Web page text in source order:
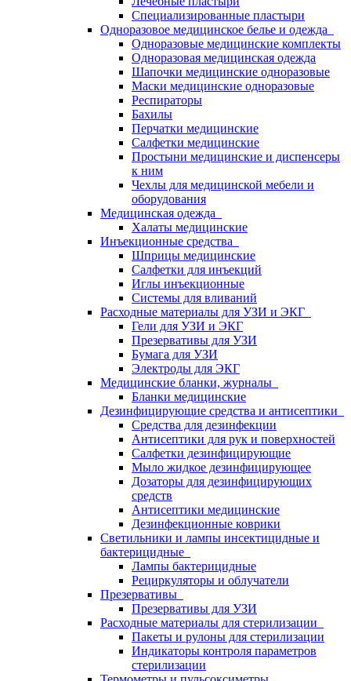
Специализированные пластыри
Одноразовое медицинское белье и одежда
Одноразовые медицинские комплекты
Одноразовая медицинская одежда
Шапочки медицинские одноразовые
Маски медицинские одноразовые
Респираторы
Бахилы
Перчатки медицинские
Салфетки медицинские
Простыни медицинские и диспенсеры
к ним
Чехлы для медицинской мебели и
оборудования
Медицинская одежда
Халаты медицинские
Инъекционные средства
Шприцы медицинские
Салфетки для инъекций
Иглы инъекционные
Системы для вливаний
Расходные материалы для УЗИ и ЭКГ
Гели для УЗИ и ЭКГ
Презервативы для УЗИ
Бумага для УЗИ
Электроды для ЭКГ
Медицинские бланки, журналы
Бланки медицинские
Дезинфицирующие средства и антисептики
Средства для дезинфекции
Антисептики для рук и поверхностей
Салфетки дезинфицирующие
Мыло жидкое дезинфицирующее
Дозаторы для дезинфицирующих
средств
Антисептики медицинские
Дезинфекционные коврики
Светильники и лампы инсектицидные и
бактерицидные
Лампы бактерицидные
Рециркуляторы и облучатели
Презервативы
Презервативы для УЗИ
Расходные материалы для стерилизации
Пакеты и рулоны для стерилизации
Индикаторы контроля параметров
стерилизации